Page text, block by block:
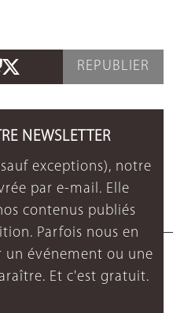
REPUBLIER
NEWSLETTER
exceptions), notre
par e-mail. Elle
contenus publiés
Parfois nous en
événement ou une
Et c'est gratuit.